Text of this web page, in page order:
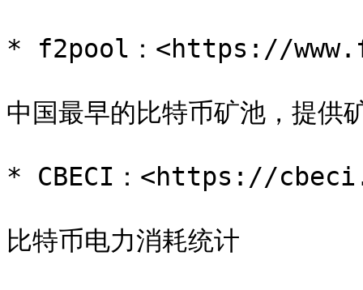
* f2pool：<https://
中国最早的比特币矿池，提供
* CBECI：<https://
比特币电力消耗统计